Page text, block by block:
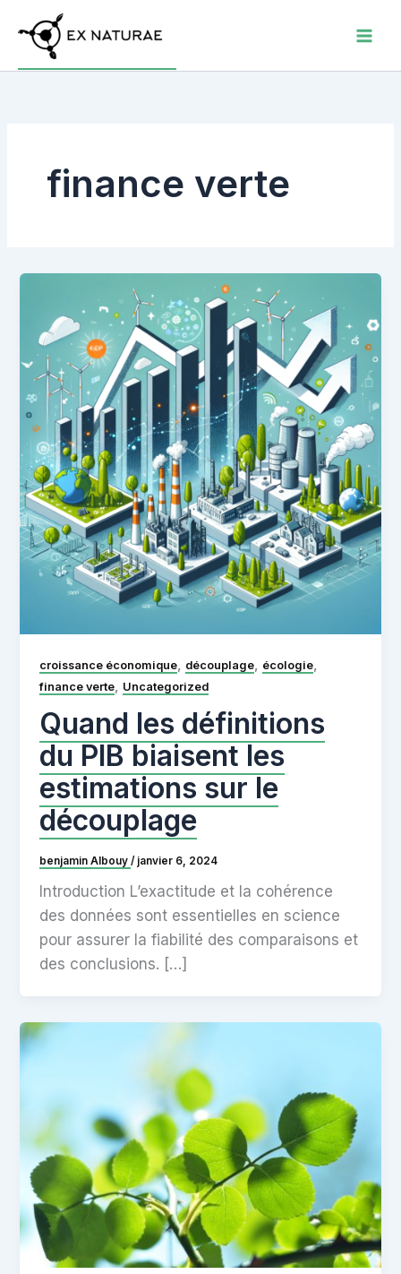
contenu
finance verte
croissance économique, découplage, écologie,
finance verte, Uncategorized
Quand les définitions
du PIB biaisent les
estimations sur le
découplage
benjamin Albouy/ janvier 6, 2024
Introduction L’exactitude et la cohérence
des données sont essentielles en science
pour assurer la fiabilité des comparaisons et
des conclusions. […]